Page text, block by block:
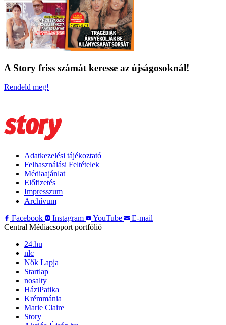
A Story friss számát keresse az újságosoknál!
Rendeld meg!
Adatkezelési tájékoztató
Felhasználási Feltételek
Médiaajánlat
Előfizetés
Impresszum
Archívum
Facebook
Instagram YouTube
E-mail
Central Médiacsoport portfólió
24.hu
nlc
Nők Lapja
Startlap
nosalty
HáziPatika
Krémmánia
Marie Claire
Story